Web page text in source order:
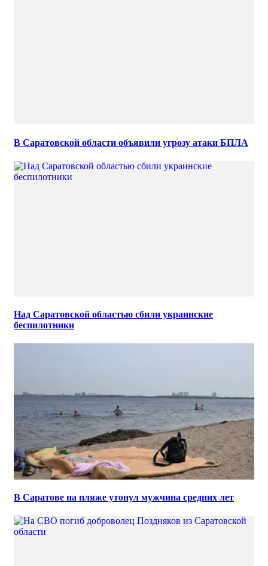
В Саратовской области объявили угрозу атаки БПЛА
Над Саратовской областью сбили украинские
беспилотники
В Саратове на пляже утонул мужчина средних лет